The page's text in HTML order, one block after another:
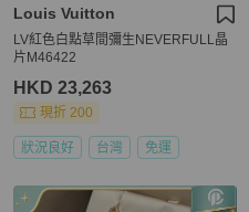
Louis Vuitton
LV紅色白點草間彌生NEVERFULL晶
片M46422
HKD 23,263
現折 200
狀況良好 台灣 免運